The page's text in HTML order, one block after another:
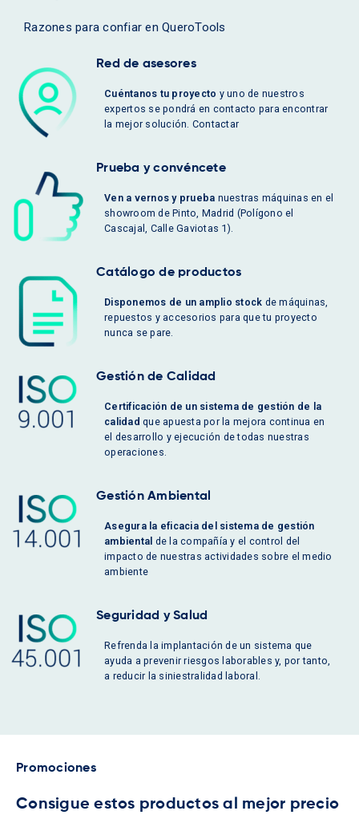
Razones para confiar en QueroTools
Red de asesores
Cuéntanos tu proyecto y uno de nuestros
expertos se pondrá en contacto para encontrar
la mejor solución. Contactar
Prueba y convéncete
Ven a vernos y prueba nuestras máquinas en el
showroom de Pinto, Madrid (Polígono el
Cascajal, Calle Gaviotas 1).
Catálogo de productos
Disponemos de un amplio stock de máquinas,
repuestos y accesorios para que tu proyecto
nunca se pare.
Gestión de Calidad
Certificación de un sistema de gestión de la
calidad que apuesta por la mejora continua en
el desarrollo y ejecución de todas nuestras
operaciones.
Gestión Ambiental
Asegura la eficacia del sistema de gestión
ambiental de la compañía y el control del
impacto de nuestras actividades sobre el medio
ambiente
Seguridad y Salud
Refrenda la implantación de un sistema que
ayuda a prevenir riesgos laborables y, por tanto,
a reducir la siniestralidad laboral.
Promociones
Consigue estos productos al mejor precio